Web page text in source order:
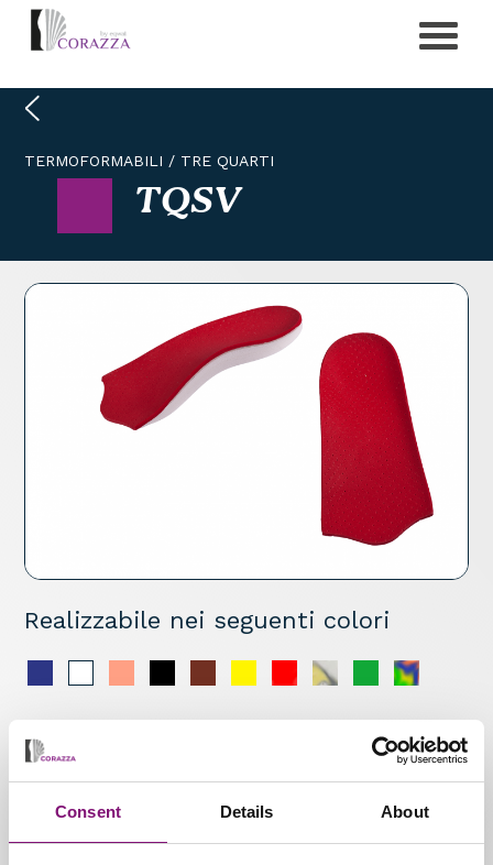
Consent Details About
TQSV
TERMOFORMABILI / TRE QUARTI
Realizzabile nei seguenti colori
Caratteristiche tecniche
volta longitudinale mediale, realizzato in
materiale depressibile che garantisce più